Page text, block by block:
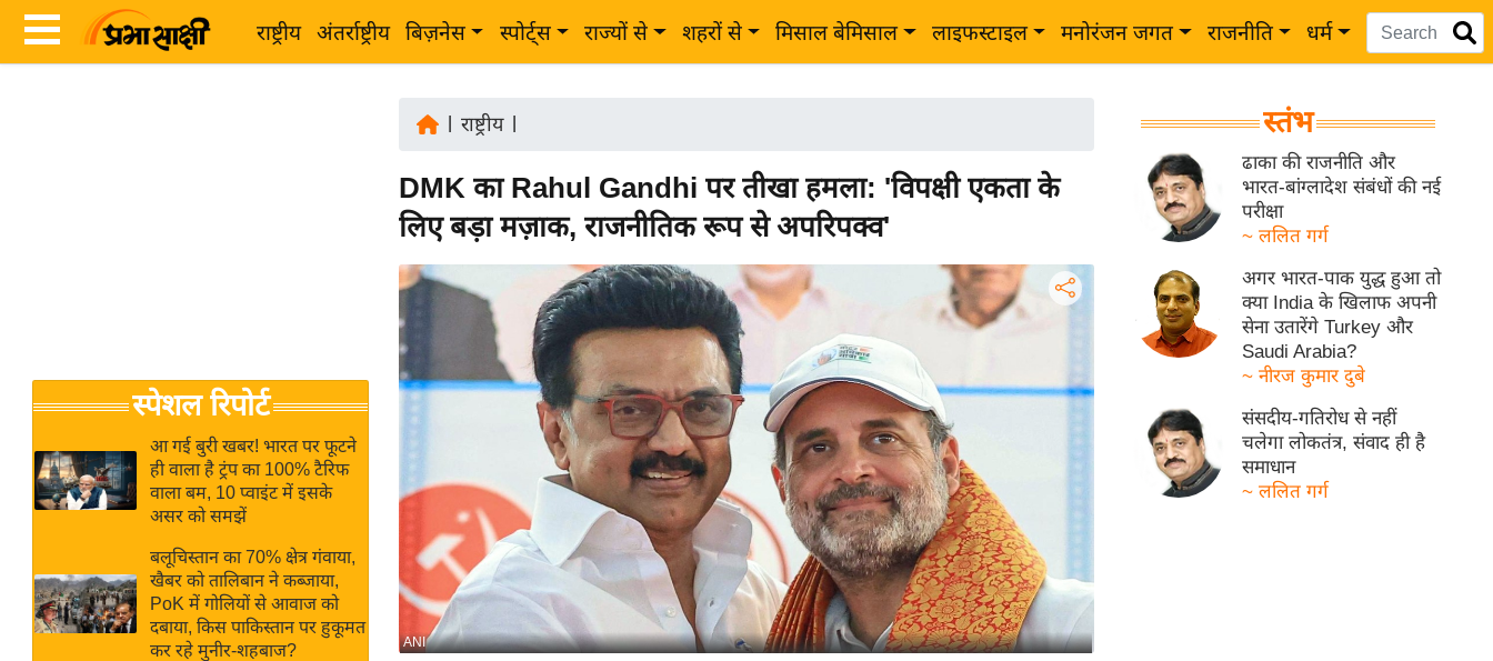
राष्ट्रीय अंतर्राष्ट्रीय बिज़नेस स्पोर्ट्स राज्यों से शहरों से मिसाल बेमिसाल लाइफस्टाइल मनोरंजन जगत राजनीति धर्म
Breaking
News in
Hindi
Hindi
Hindi
Videos
जगत
राय
बजट
क्रिकेट
IPL
2026
स्पेशल रिपोर्ट
आ गई बुरी खबर! भारत पर फूटने
ही वाला है ट्रंप का 100% टैरिफ
वाला बम, 10 प्वाइंट में इसके
असर को समझें
बलूचिस्तान का 70% क्षेत्र गंवाया,
खैबर को तालिबान ने कब्जाया,
PoK में गोलियों से आवाज को
दबाया, किस पाकिस्तान पर हुकूमत
कर रहे मुनीर-शहबाज?
राष्ट्रीय|
DMK का Rahul Gandhi पर तीखा हमला: 'विपक्षी एकता के
लिए बड़ा मज़ाक, राजनीतिक रूप से अपरिपक्व'
ANI
स्तंभ
ढाका की राजनीति और
भारत-बांग्लादेश संबंधों की नई
परीक्षा
~ ललित गर्ग
अगर भारत-पाक युद्ध हुआ तो
क्या India के खिलाफ अपनी
सेना उतारेंगे Turkey और
Saudi Arabia?
~ नीरज कुमार दुबे
संसदीय-गतिरोध से नहीं
चलेगा लोकतंत्र, संवाद ही है
समाधान
~ ललित गर्ग